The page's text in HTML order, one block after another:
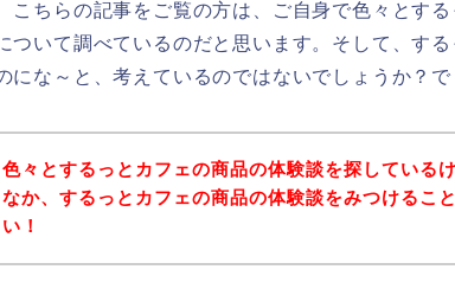
こちらの記事をご覧の方は、ご自身で色々とす
ついて調べているのだと思います。そして、す
にな～と、考えているのではないでしょうか？で
色々とするっとカフェの商品の体験談を探している
なか、するっとカフェの商品の体験談をみつけるこ
い！